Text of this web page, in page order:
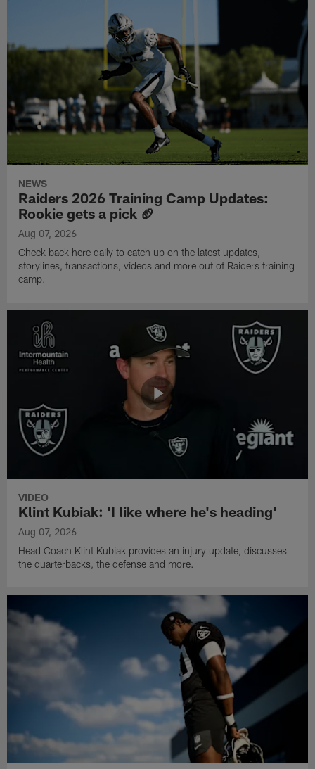
NEWS
Raiders 2026 Training Camp Updates:
Rookie gets a pick 🏈
Aug 07, 2026
Check back here daily to catch up on the latest updates,
storylines, transactions, videos and more out of Raiders training
camp.
VIDEO
Klint Kubiak: 'I like where he's heading'
Aug 07, 2026
Head Coach Klint Kubiak provides an injury update, discusses
the quarterbacks, the defense and more.